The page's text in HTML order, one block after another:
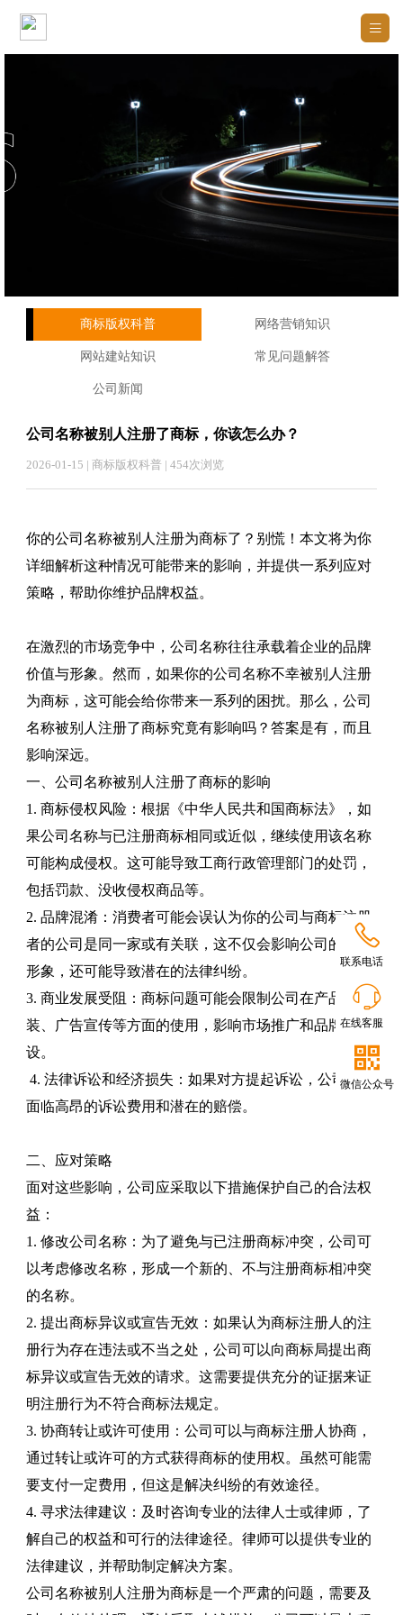


联系电话

在线客服

微信公众号
商标版权科普 网络营销知识
网站建站知识 常见问题解答
公司新闻
公司名称被别人注册了商标，你该怎么办？
2026-01-15 | 商标版权科普 | 454次浏览
你的公司名称被别人注册为商标了？别慌！本文将为你
详细解析这种情况可能带来的影响，并提供一系列应对
策略，帮助你维护品牌权益。
在激烈的市场竞争中，公司名称往往承载着企业的品牌
价值与形象。然而，如果你的公司名称不幸被别人注册
为商标，这可能会给你带来一系列的困扰。那么，公司
名称被别人注册了商标究竟有影响吗？答案是有，而且
影响深远。
一、公司名称被别人注册了商标的影响
1. 商标侵权风险：根据《中华人民共和国商标法》，如
果公司名称与已注册商标相同或近似，继续使用该名称
可能构成侵权。这可能导致工商行政管理部门的处罚，
包括罚款、没收侵权商品等。
2. 品牌混淆：消费者可能会误认为你的公司与商标注册
者的公司是同一家或有关联，这不仅会影响公司的品牌
形象，还可能导致潜在的法律纠纷。
3. 商业发展受阻：商标问题可能会限制公司在产品包
装、广告宣传等方面的使用，影响市场推广和品牌建
设。
4. 法律诉讼和经济损失：如果对方提起诉讼，公司可能
面临高昂的诉讼费用和潜在的赔偿。
二、应对策略
面对这些影响，公司应采取以下措施保护自己的合法权
益：
1. 修改公司名称：为了避免与已注册商标冲突，公司可
以考虑修改名称，形成一个新的、不与注册商标相冲突
的名称。
2. 提出商标异议或宣告无效：如果认为商标注册人的注
册行为存在违法或不当之处，公司可以向商标局提出商
标异议或宣告无效的请求。这需要提供充分的证据来证
明注册行为不符合商标法规定。
3. 协商转让或许可使用：公司可以与商标注册人协商，
通过转让或许可的方式获得商标的使用权。虽然可能需
要支付一定费用，但这是解决纠纷的有效途径。
4. 寻求法律建议：及时咨询专业的法律人士或律师，了
解自己的权益和可行的法律途径。律师可以提供专业的
法律建议，并帮助制定解决方案。
公司名称被别人注册为商标是一个严肃的问题，需要及